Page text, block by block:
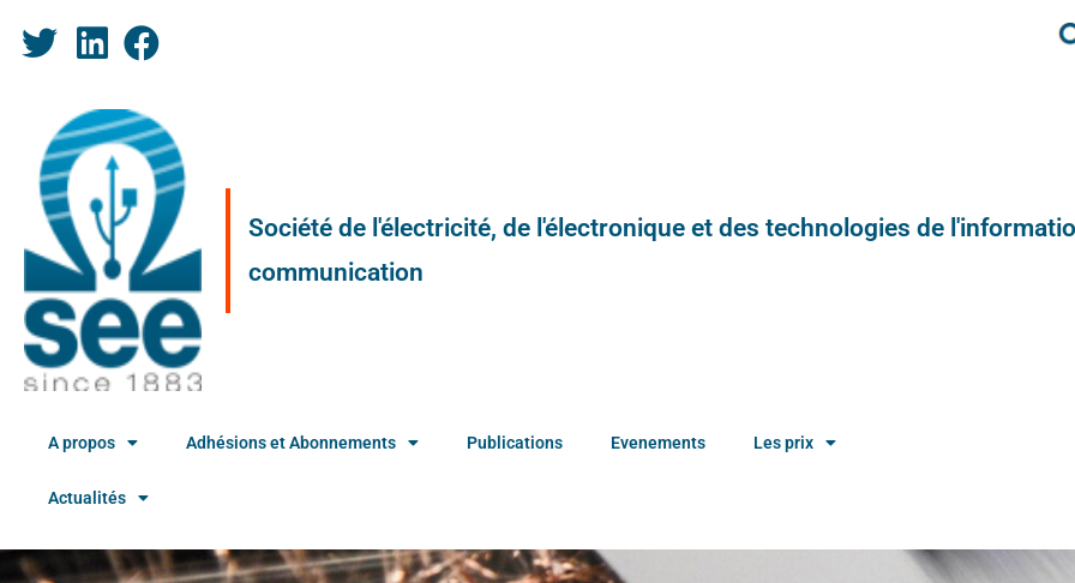
Société de l'électricité, de l'électronique et des technologies de
communication
A propos Adhésions et Abonnements Publications Evenements Les prix
Actualités